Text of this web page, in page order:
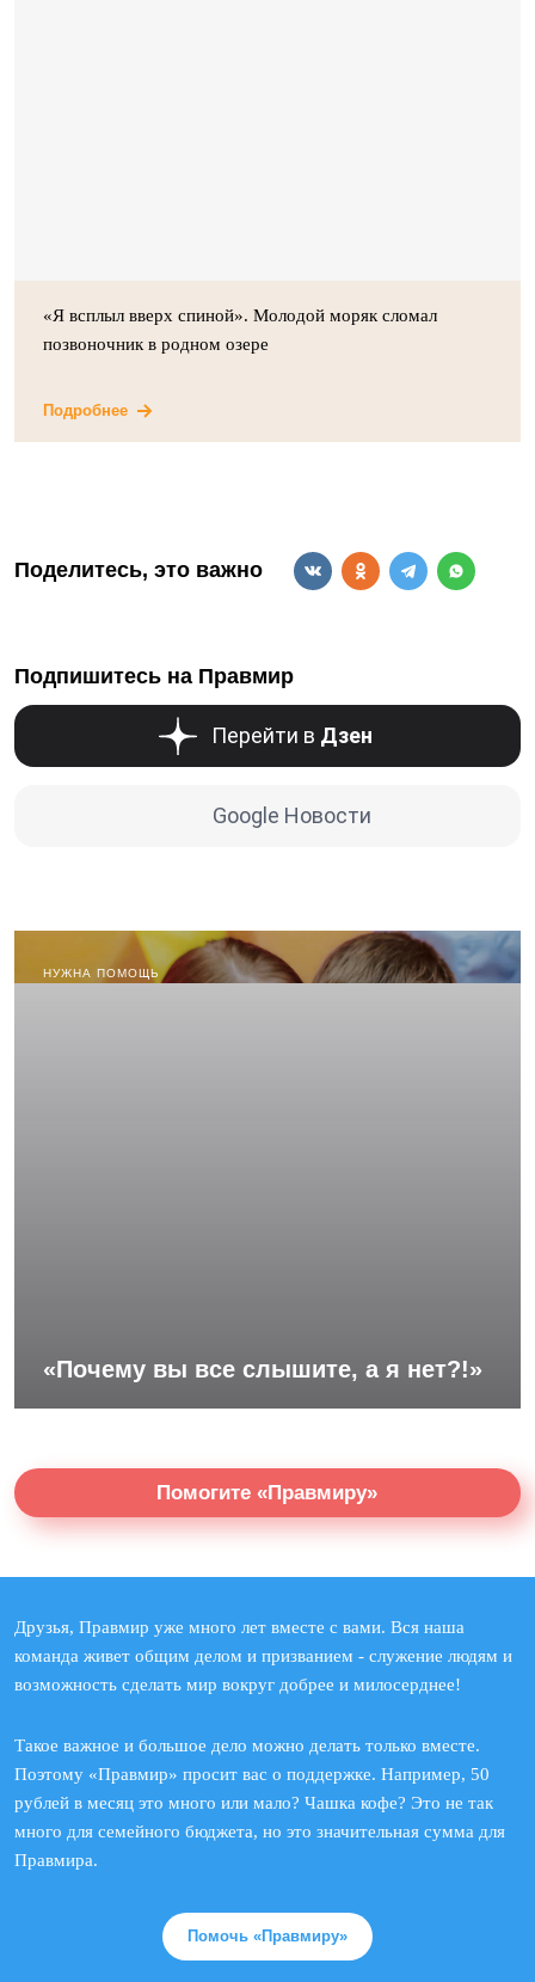
«Я всплыл вверх спиной». Молодой моряк сломал
позвоночник в родном озере
Подробнее
Поделитесь, это важно
Подпишитесь на Правмир
Перейти в Дзен
Google Новости
НУЖНА ПОМОЩЬ
«Почему вы все слышите, а я нет?!»
Помогите «Правмиру»
Друзья, Правмир уже много лет вместе с вами. Вся наша
команда живет общим делом и призванием - служение людям и
возможность сделать мир вокруг добрее и милосерднее!
Такое важное и большое дело можно делать только вместе.
Поэтому «Правмир» просит вас о поддержке. Например, 50
рублей в месяц это много или мало? Чашка кофе? Это не так
много для семейного бюджета, но это значительная сумма для
Правмира.
Помочь «Правмиру»